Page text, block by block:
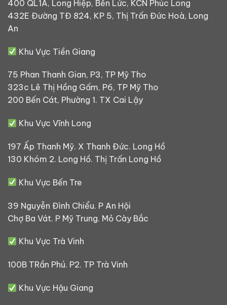
400 QL1A, Long Hiệp, Bến Lức, KCN Phúc Long
432E Đường TĐ 824, KP 5, Thị Trấn Đức Hoà, Long
An
Khu Vực Tiền Giang
75 Phan Thanh Gian, P3, TP Mỹ Tho
323c Lê Thị Hồng Gấm, P6, TP Mỹ Tho
200 Bến Cát, Phường 1. TX Cai Lậy
Khu Vực Vĩnh Long
197 Ấp Thanh Mỹ. X Thanh Đức. Long Hồ
130 Khóm 2. Long Hồ. Thị Trấn Long Hồ
Khu Vực Bến Tre
39 Nguyễn Đình Chiểu. P An Hội
Chợ Ba Vát. P Mỹ Trung. Mỏ Cày Bắc
Khu Vực Trà Vinh
100B TRần Phú. P2. TP Trà Vinh
Khu Vực Hậu Giang